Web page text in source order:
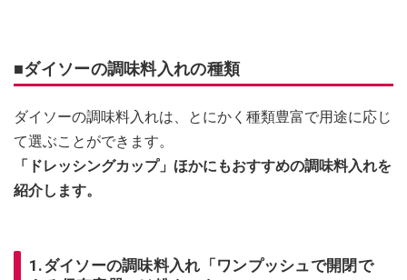
■ダイソーの調味料入れの種類
ダイソーの調味料入れは、とにかく種類豊富で用途に応じ
て選ぶことができます。
「ドレッシングカップ」ほかにもおすすめの調味料入れを
紹介します。
1.ダイソーの調味料入れ「ワンプッシュで開閉で